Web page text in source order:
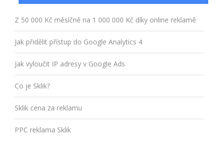
Z 50 000 Kč měsíčně na 1 000 000 Kč díky online reklamě
Jak přidělit přístup do Google Analytics 4
Jak vyloučit IP adresy v Google Ads
Co je Sklik?
Sklik cena za reklamu
PPC reklama Sklik